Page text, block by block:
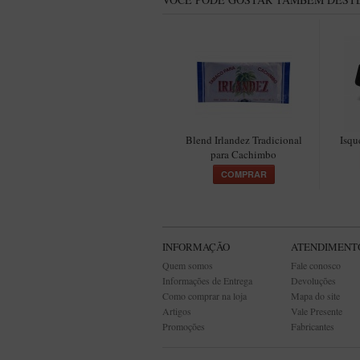
Blend Irlandez Tradicional
para Cachimbo
COMPRAR
INFORMAÇÃO
Quem somos
Informações de Entrega
Como comprar na loja
Artigos
Promoções
Fale conosco
Devoluções
Mapa do site
Vale Presente
Fabricantes